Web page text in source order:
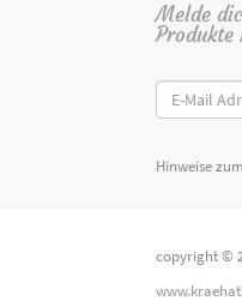
Melde
Produkte
Hinweise
copyright ©